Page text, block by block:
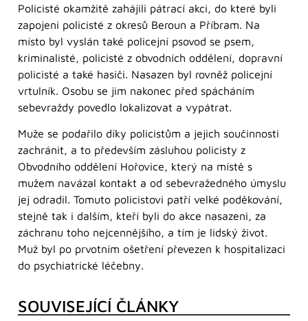
Policisté okamžitě zahájili pátrací akci, do které byli
zapojeni policisté z okresů Beroun a Příbram. Na
místo byl vyslán také policejní psovod se psem,
kriminalisté, policisté z obvodních oddělení, dopravní
policisté a také hasiči. Nasazen byl rovněž policejní
vrtulník. Osobu se jim nakonec před spácháním
sebevraždy povedlo lokalizovat a vypátrat.
Muže se podařilo díky policistům a jejich součinnosti
zachránit, a to především zásluhou policisty z
Obvodního oddělení Hořovice, který na místě s
mužem navázal kontakt a od sebevražedného úmyslu
jej odradil. Tomuto policistovi patří velké poděkování,
stejně tak i dalším, kteří byli do akce nasazeni, za
záchranu toho nejcennějšího, a tím je lidský život.
Muž byl po prvotním ošetření převezen k hospitalizaci
do psychiatrické léčebny.
SOUVISEJÍCÍ ČLÁNKY